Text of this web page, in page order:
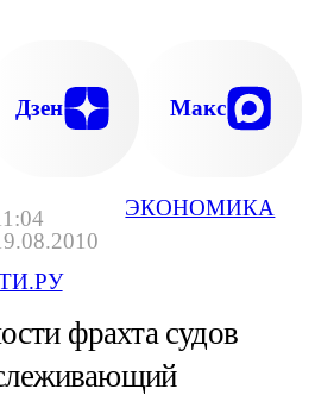
ЭКОНОМИКА
Дзен Макс
фрахта судов